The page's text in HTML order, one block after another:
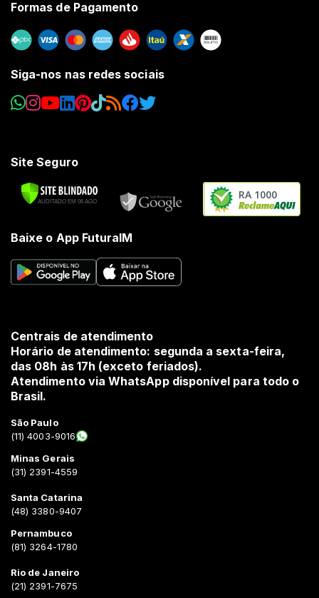
Formas de Pagamento
Siga-nos nas redes sociais
Site Seguro
RA 1000
Baixe o App FuturaIM
Centrais de atendimento
Horário de atendimento: segunda a sexta-feira,
das 08h às 17h (exceto feriados).
Atendimento via WhatsApp disponível para todo o
Brasil.
São Paulo
(11) 4003-9016
Minas Gerais
(31) 2391-4559
Santa Catarina
(48) 3380-9407
Pernambuco
(81) 3264-1780
Rio de Janeiro
(21) 2391-7675